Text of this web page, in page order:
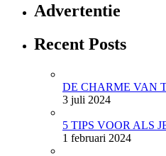
Advertentie
Recent Posts
DE CHARME VAN
3 juli 2024
5 TIPS VOOR ALS
1 februari 2024